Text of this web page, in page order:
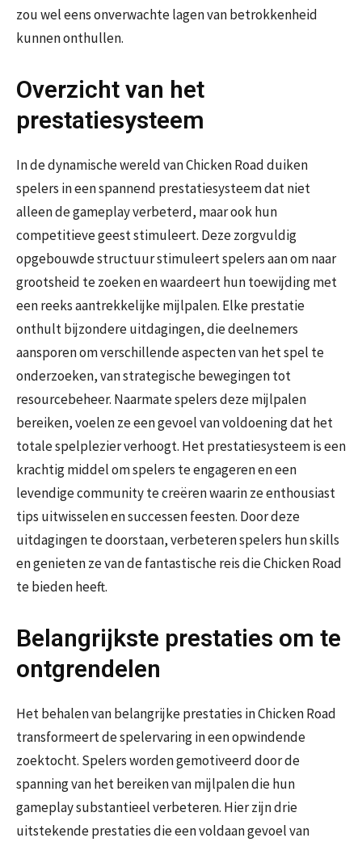
zou wel eens onverwachte lagen van betrokkenheid
kunnen onthullen.
Overzicht van het
prestatiesysteem
In de dynamische wereld van Chicken Road duiken
spelers in een spannend prestatiesysteem dat niet
alleen de gameplay verbeterd, maar ook hun
competitieve geest stimuleert. Deze zorgvuldig
opgebouwde structuur stimuleert spelers aan om naar
grootsheid te zoeken en waardeert hun toewijding met
een reeks aantrekkelijke mijlpalen. Elke prestatie
onthult bijzondere uitdagingen, die deelnemers
aansporen om verschillende aspecten van het spel te
onderzoeken, van strategische bewegingen tot
resourcebeheer. Naarmate spelers deze mijlpalen
bereiken, voelen ze een gevoel van voldoening dat het
totale spelplezier verhoogt. Het prestatiesysteem is een
krachtig middel om spelers te engageren en een
levendige community te creëren waarin ze enthousiast
tips uitwisselen en successen feesten. Door deze
uitdagingen te doorstaan, verbeteren spelers hun skills
en genieten ze van de fantastische reis die Chicken Road
te bieden heeft.
Belangrijkste prestaties om te
ontgrendelen
Het behalen van belangrijke prestaties in Chicken Road
transformeert de spelervaring in een opwindende
zoektocht. Spelers worden gemotiveerd door de
spanning van het bereiken van mijlpalen die hun
gameplay substantieel verbeteren. Hier zijn drie
uitstekende prestaties die een voldaan gevoel van